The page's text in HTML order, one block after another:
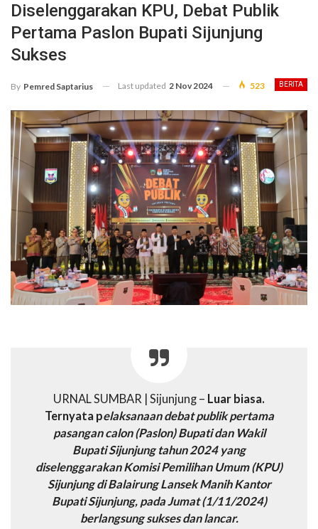
Diselenggarakan KPU, Debat Publik
Pertama Paslon Bupati Sijunjung
Sukses
BERITA
By Pemred Saptarius Last updated 2 Nov 2024 523
URNAL SUMBAR | Sijunjung – Luar biasa.
Ternyata pelaksanaan debat publik pertama
pasangan calon (Paslon) Bupati dan Wakil
Bupati Sijunjung tahun 2024 yang
diselenggarakan Komisi Pemilihan Umum (KPU)
Sijunjung di Balairung Lansek Manih Kantor
Bupati Sijunjung, pada Jumat (1/11/2024)
berlangsung sukses dan lancar.